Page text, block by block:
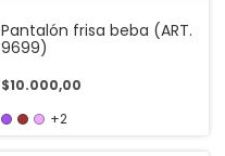
Pantalón frisa beba (ART.
9699)
$10.000,00
+2